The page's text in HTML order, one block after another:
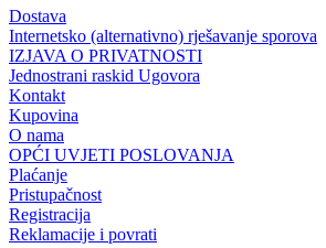
Dostava
Internetsko (alternativno) rješavanje sporova
IZJAVA O PRIVATNOSTI
Jednostrani raskid Ugovora
Kontakt
Kupovina
O nama
OPĆI UVJETI POSLOVANJA
Plaćanje
Pristupačnost
Registracija
Reklamacije i povrati